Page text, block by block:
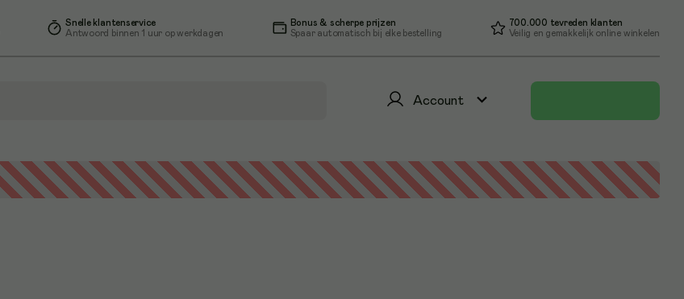
Snelle klantenservice
Antwoord binnen 1 uur op werkdagen
Bonus & scherpe prijzen
Spaar automatisch bij elke bestelling
700.000 tevreden klanten
Veilig en gemakkelijk online winkelen
Account